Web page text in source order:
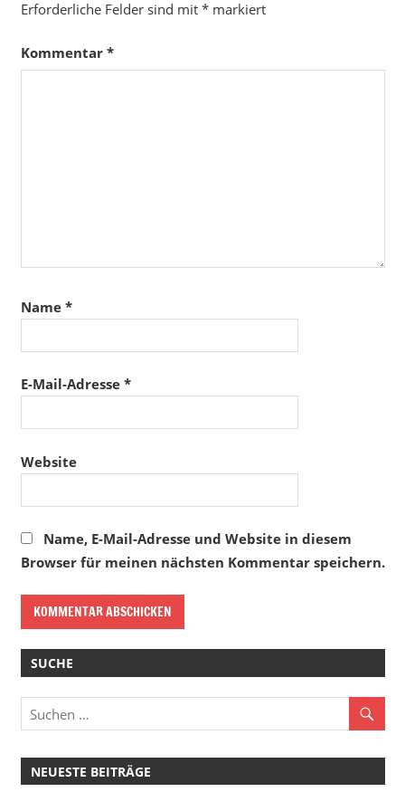
Erforderliche Felder sind mit *markiert
Kommentar *
Name *
E-Mail-Adresse *
Website
Name, E-Mail-Adresse und Website in diesem
Browser für meinen nächsten Kommentar speichern.
SUCHE
NEUESTE BEITRÄGE